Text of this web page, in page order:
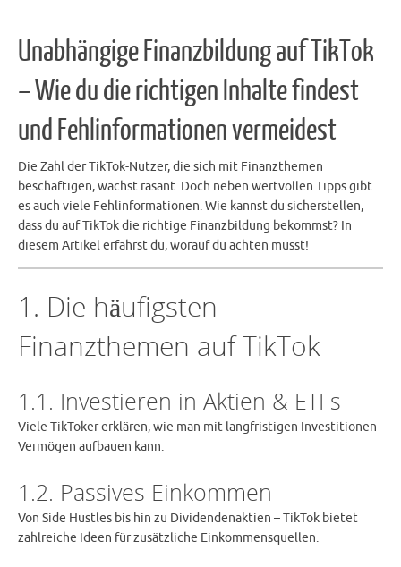
Unabhängige Finanzbildung auf TikTok
– Wie du die richtigen Inhalte findest
und Fehlinformationen vermeidest
Die Zahl der TikTok-Nutzer, die sich mit Finanzthemen
beschäftigen, wächst rasant. Doch neben wertvollen Tipps gibt
es auch viele Fehlinformationen. Wie kannst du sicherstellen,
dass du auf TikTok die richtige Finanzbildung bekommst? In
diesem Artikel erfährst du, worauf du achten musst!
1. Die häufigsten
Finanzthemen auf TikTok
1.1. Investieren in Aktien & ETFs
Viele TikToker erklären, wie man mit langfristigen Investitionen
Vermögen aufbauen kann.
1.2. Passives Einkommen
Von Side Hustles bis hin zu Dividendenaktien – TikTok bietet
zahlreiche Ideen für zusätzliche Einkommensquellen.